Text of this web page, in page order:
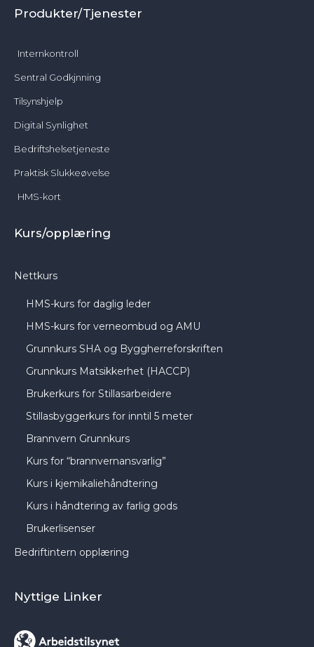
Produkter/Tjenester
Internkontroll
Sentral Godkjnning
Tilsynshjelp
Digital Synlighet
Bedriftshelsetjeneste
Praktisk Slukkeøvelse
HMS-kort
Kurs/opplæring
Nettkurs
HMS-kurs for daglig leder
HMS-kurs for verneombud og AMU
Grunnkurs SHA og Byggherreforskriften
Grunnkurs Matsikkerhet (HACCP)
Brukerkurs for Stillasarbeidere
Stillasbyggerkurs for inntil 5 meter
Brannvern Grunnkurs
Kurs for “brannvernansvarlig”
Kurs i kjemikaliehåndtering
Kurs i håndtering av farlig gods
Brukerlisenser
Bedriftintern opplæring
Nyttige Linker